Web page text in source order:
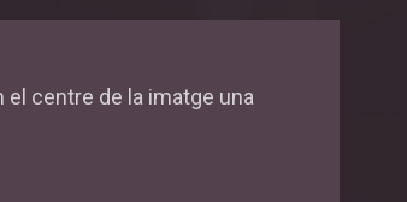
el centre de la imatge una